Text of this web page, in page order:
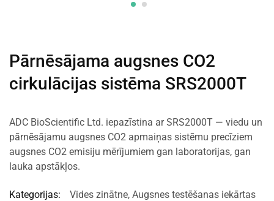
Pārnēsājama augsnes CO2
cirkulācijas sistēma SRS2000T
ADC BioScientific Ltd. iepazīstina ar SRS2000T — viedu un
pārnēsājamu augsnes CO2 apmaiņas sistēmu precīziem
augsnes CO2 emisiju mērījumiem gan laboratorijas, gan
lauka apstākļos.
Kategorijas: Vides zinātne, Augsnes testēšanas iekārtas